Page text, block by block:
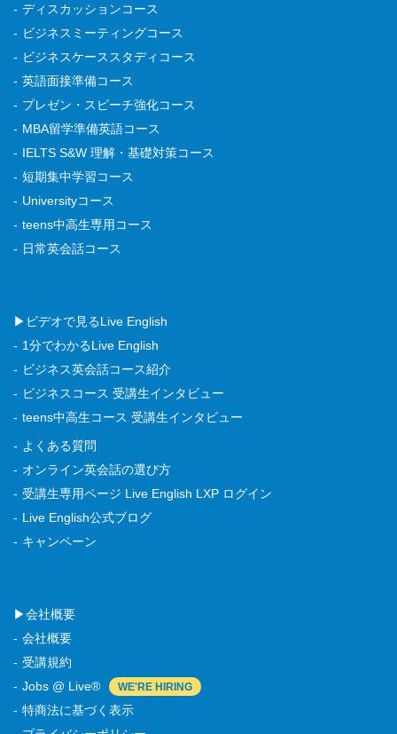
ディスカッションコース
ビジネスミーティングコース
ビジネスケーススタディコース
英語面接準備コース
プレゼン・スピーチ強化コース
MBA留学準備英語コース
IELTS S&W 理解・基礎対策コース
短期集中学習コース
Universityコース
teens中高生専用コース
日常英会話コース
▶ビデオで見るLive English
1分でわかるLive English
ビジネス英会話コース紹介
ビジネスコース 受講生インタビュー
teens中高生コース 受講生インタビュー
よくある質問
オンライン英会話の選び方
受講生専用ページ Live English LXP ログイン
Live English公式ブログ
キャンペーン
▶会社概要
会社概要
受講規約
Jobs @ Live®
特商法に基づく表示